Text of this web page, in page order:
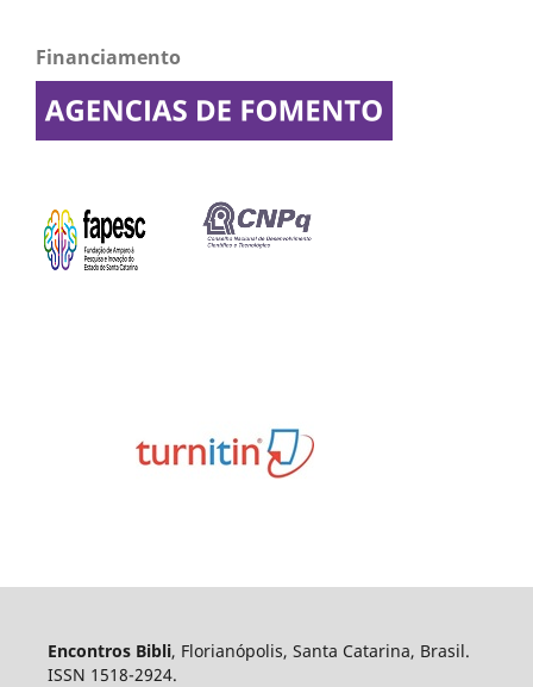
Financiamento
Encontros Bibli, Florianópolis, Santa Catarina, Brasil.
ISSN 1518-2924.